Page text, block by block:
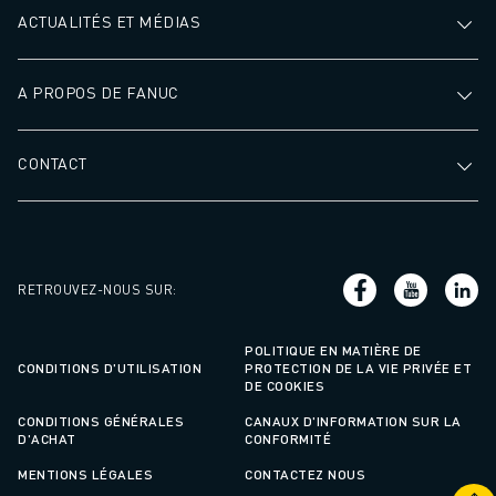
ACTUALITÉS ET MÉDIAS
A PROPOS DE FANUC
CONTACT
RETROUVEZ-NOUS SUR:
CONDITIONS D'UTILISATION
POLITIQUE EN MATIÈRE DE
PROTECTION DE LA VIE PRIVÉE ET
DE COOKIES
CONDITIONS GÉNÉRALES
D'ACHAT
CANAUX D'INFORMATION SUR LA
CONFORMITÉ
MENTIONS LÉGALES CONTACTEZ NOUS